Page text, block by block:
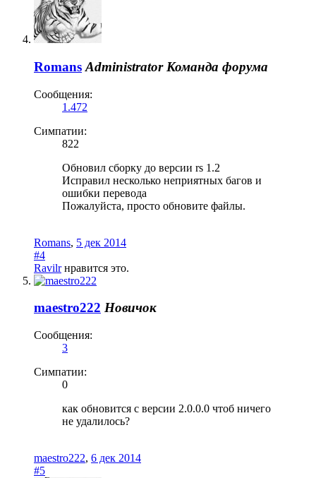
Romans Administrator Команда форума
Сообщения:
1.472
Симпатии:
822
Обновил сборку до версии rs 1.2
Исправил несколько неприятных багов и
ошибки перевода
Пожалуйста, просто обновите файлы.
Romans, 5 дек 2014
#4
Ravilrнравится это.
maestro222 Новичок
Сообщения:
3
Симпатии:
0
как обновится с версии 2.0.0.0 чтоб ничего
не удалилось?
maestro222, 6 дек 2014
#5